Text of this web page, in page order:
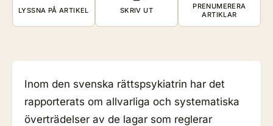
LYSSNA PÅ ARTIKEL SKRIV UT
PRENUMERERA
ARTIKLAR
Inom den svenska rättspsykiatrin har det
rapporterats om allvarliga och systematiska
överträdelser av de lagar som reglerar